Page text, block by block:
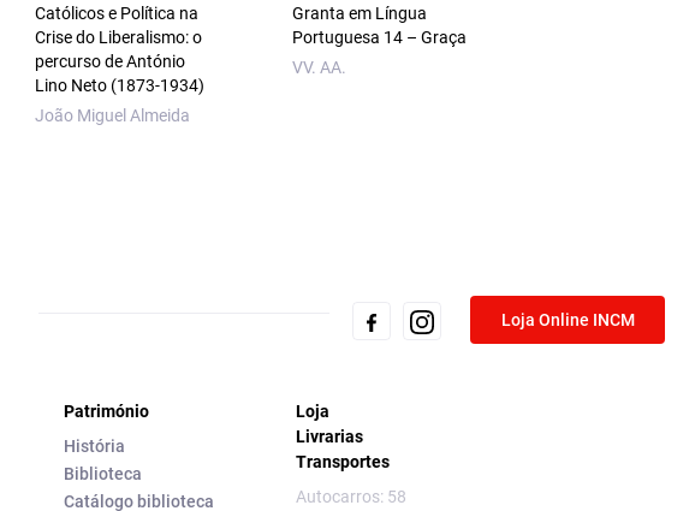
Católicos e Política na
Crise do Liberalismo: o
percurso de António
Lino Neto (1873‑1934)
João Miguel Almeida
Granta em Língua
Portuguesa 14 – Graça
VV. AA.
Loja Online INCM
Património
História
Biblioteca
Catálogo biblioteca
Loja
Livrarias
Transportes
Autocarros: 58